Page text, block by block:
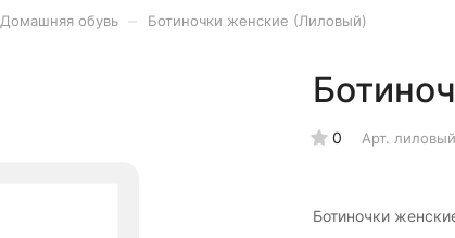
Домашняя обувь Ботиночки женские (Лиловый)
0 Арт. лиловый
Ботиночки